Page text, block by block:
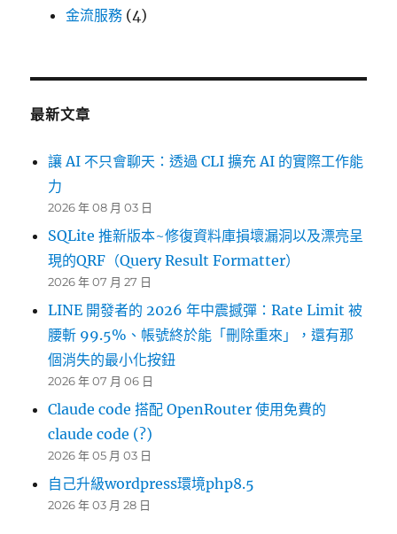
金流服務 (4)
最新文章
讓 AI 不只會聊天：透過 CLI 擴充 AI 的實際工作能
力
2026 年 08 月 03 日
SQLite 推新版本~修復資料庫損壞漏洞以及漂亮呈
現的QRF（Query Result Formatter）
2026 年 07 月 27 日
LINE 開發者的 2026 年中震撼彈：Rate Limit 被
腰斬 99.5%、帳號終於能「刪除重來」，還有那
個消失的最小化按鈕
2026 年 07 月 06 日
Claude code 搭配 OpenRouter 使用免費的
claude code (?)
2026 年 05 月 03 日
自己升級wordpress環境php8.5
2026 年 03 月 28 日